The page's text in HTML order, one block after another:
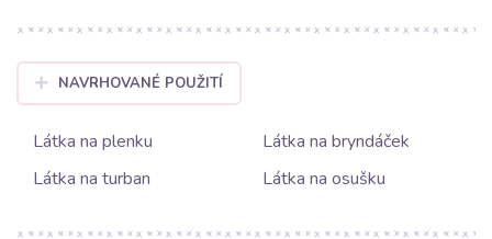
NAVRHOVANÉ POUŽITÍ
Látka na plenku
Látka na bryndáček
Látka na turban
Látka na osušku